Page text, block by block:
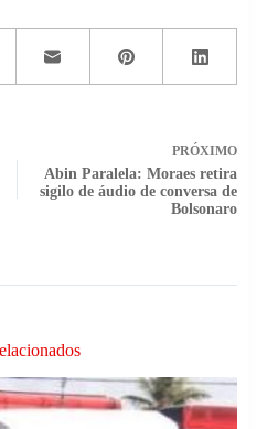
PRÓXIMO
Abin Paralela: Moraes retira
sigilo de áudio de conversa de
Bolsonaro